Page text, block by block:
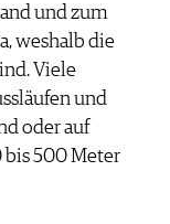
und zum
weshalb die
Viele
und
oder auf
bis 500 Meter